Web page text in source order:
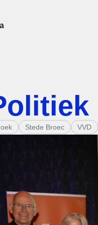
Stede Broec VVD